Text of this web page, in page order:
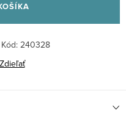
Kód: 240328
Zdieľať